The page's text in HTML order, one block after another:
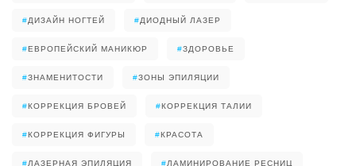
#ДИЗАЙН НОГТЕЙ #ДИОДНЫЙ ЛАЗЕР
#ЕВРОПЕЙСКИЙ МАНИКЮР #ЗДОРОВЬЕ
#ЗНАМЕНИТОСТИ #ЗОНЫ ЭПИЛЯЦИИ
#КОРРЕКЦИЯ БРОВЕЙ #КОРРЕКЦИЯ ТАЛИИ
#КОРРЕКЦИЯ ФИГУРЫ #КРАСОТА
#ЛАЗЕРНАЯ ЭПИЛЯЦИЯ #ЛАМИНИРОВАНИЕ РЕСНИЦ